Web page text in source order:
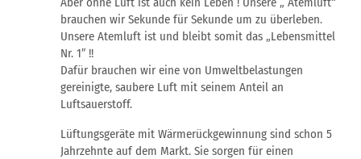
brauchen wir Sekunde für Sekunde um zu überleben.
Unsere Atemluft ist und bleibt somit das „Lebensmittel
Nr. 1″ !!
Dafür brauchen wir eine von Umweltbelastungen
gereinigte, saubere Luft mit seinem Anteil an
Luftsauerstoff.
Lüftungsgeräte mit Wärmerückgewinnung sind schon 5
Jahrzehnte auf dem Markt. Sie sorgen für einen